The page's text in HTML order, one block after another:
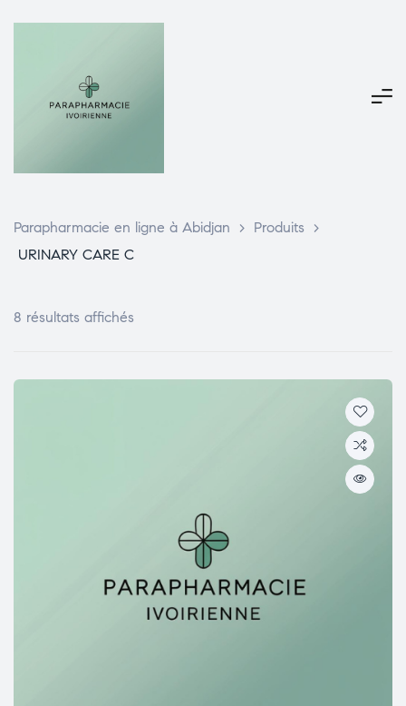
Parapharmacie en ligne à Abidjan > Produits
>
URINARY CARE C
8 résultats affichés